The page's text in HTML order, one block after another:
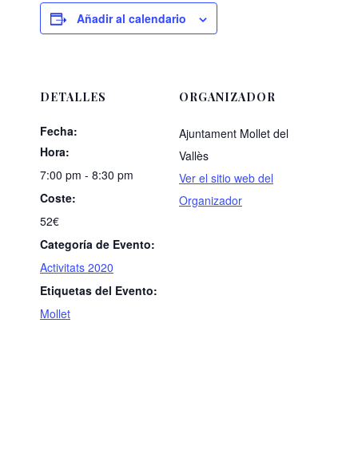
Añadir al calendario
DETALLES
Fecha:
Hora:
7:00 pm - 8:30 pm
Coste:
52€
Categoría de Evento:
Activitats 2020
Etiquetas del Evento:
Mollet
ORGANIZADOR
Ajuntament Mollet del
Vallès
Ver el sitio web del
Organizador